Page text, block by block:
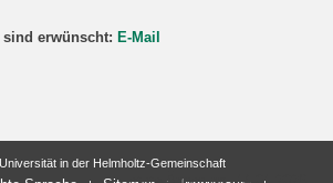
erwünscht: E-Mail
in der Helmholtz-Gemeinschaft